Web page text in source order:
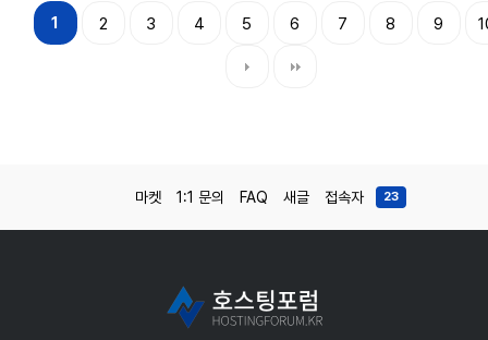
1 2 3 4 5 6 7 8 9
마켓 1:1 문의 FAQ 새글 접속자 23